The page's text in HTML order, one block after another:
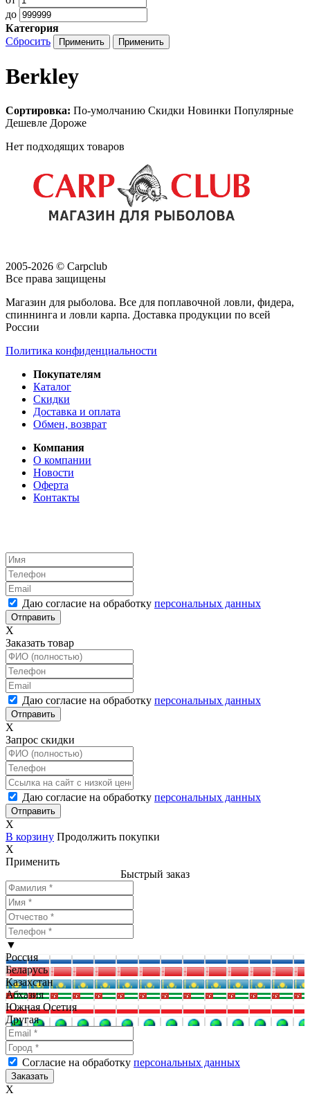
до
Категория
Сбросить
Berkley
Сортировка: По-умолчанию Скидки Новинки Популярные
Дешевле Дороже
Нет подходящих товаров
2005-2026 © Carpclub
Все права защищены
Магазин для рыболова. Все для поплавочной ловли, фидера,
спиннинга и ловли карпа. Доставка продукции по всей
России
Политика конфиденциальности
Покупателям
Каталог
Скидки
Доставка и оплата
Обмен, возврат
Компания
О компании
Новости
Оферта
Контакты
Даю согласие на обработку персональных данных
X
Заказать товар
Даю согласие на обработку персональных данных
X
Запрос скидки
Даю согласие на обработку персональных данных
X
В корзину Продолжить покупки
X
Применить
Быстрый заказ
▼
Россия
Беларусь
Казахстан
Абхазия
Южная Осетия
Другая
Согласие на обработку персональных данных
X